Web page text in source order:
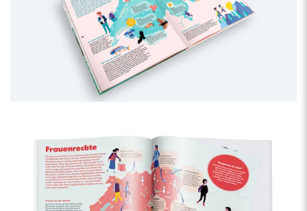
Nicola Carpi
Zusammen mit Dina Christ gründete er 2010 das grafische
Atelier CinCin Konzept und Gestaltung.
Sie arbeiten in Zürich und Bern.